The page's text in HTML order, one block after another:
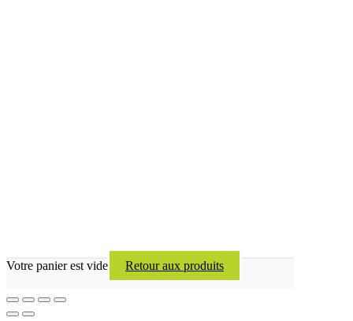
Votre panier est vide Retour aux produits